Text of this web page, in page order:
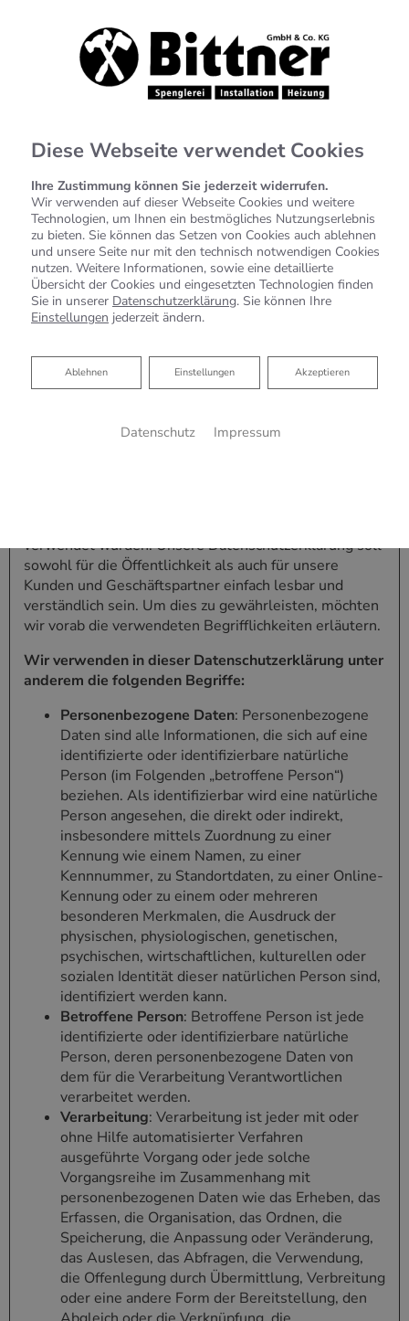
Datenschutzerklärung
Wir bedanken uns für Ihren Besuch bei Bittner GmbH & Co.
KG. Der sichere Umgang mit Ihren Daten ist uns besonders
wichtig. Wir möchten Sie daher hiermit ausführlich über
Webauftritts informieren.
1 Begriffsbestimmungen
verwendet wurden. Unsere Datenschutzerklärung soll
sowohl für die Öffentlichkeit als auch für unsere
Kunden und Geschäftspartner einfach lesbar und
verständlich sein. Um dies zu gewährleisten, möchten
wir vorab die verwendeten Begrifflichkeiten erläutern.
Wir verwenden in dieser Datenschutzerklärung unter
anderem die folgenden Begriffe:
Personenbezogene Daten: Personenbezogene
Daten sind alle Informationen, die sich auf eine
identifizierte oder identifizierbare natürliche
Person (im Folgenden „betroffene Person“)
beziehen. Als identifizierbar wird eine natürliche
Person angesehen, die direkt oder indirekt,
insbesondere mittels Zuordnung zu einer
Kennung wie einem Namen, zu einer
Kennnummer, zu Standortdaten, zu einer Online-
Kennung oder zu einem oder mehreren
besonderen Merkmalen, die Ausdruck der
physischen, physiologischen, genetischen,
psychischen, wirtschaftlichen, kulturellen oder
sozialen Identität dieser natürlichen Person sind,
identifiziert werden kann.
Betroffene Person: Betroffene Person ist jede
identifizierte oder identifizierbare natürliche
Person, deren personenbezogene Daten von
dem für die Verarbeitung Verantwortlichen
verarbeitet werden.
Verarbeitung: Verarbeitung ist jeder mit oder
ohne Hilfe automatisierter Verfahren
ausgeführte Vorgang oder jede solche
Vorgangsreihe im Zusammenhang mit
personenbezogenen Daten wie das Erheben, das
Erfassen, die Organisation, das Ordnen, die
Speicherung, die Anpassung oder Veränderung,
das Auslesen, das Abfragen, die Verwendung,
die Offenlegung durch Übermittlung, Verbreitung
oder eine andere Form der Bereitstellung, den
Diese Webseite verwendet Cookies
Ihre Zustimmung können Sie jederzeit widerrufen.
Wir verwenden auf dieser Webseite Cookies und weitere
Technologien, um Ihnen ein bestmögliches Nutzungserlebnis
zu bieten. Sie können das Setzen von Cookies auch ablehnen
und unsere Seite nur mit den technisch notwendigen Cookies
nutzen. Weitere Informationen, sowie eine detaillierte
Übersicht der Cookies und eingesetzten Technologien finden
Sie in unserer Datenschutzerklärung. Sie können Ihre
Einstellungen jederzeit ändern.
Akzeptieren
Einstellungen
Ablehnen
Ablehnen
Datenschutz Impressum